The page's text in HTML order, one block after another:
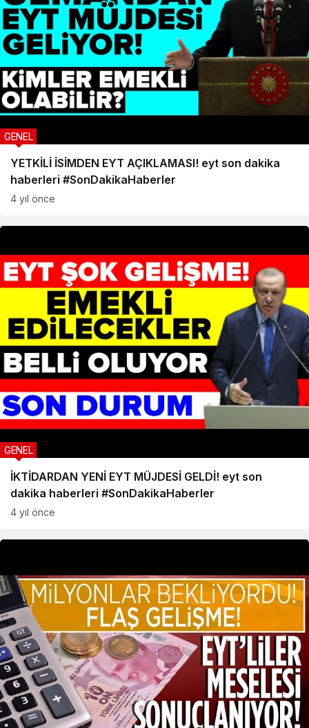
YETKİLİ İSİMDEN EYT AÇIKLAMASI! eyt son dakika
haberleri #SonDakikaHaberler
GENEL
4 yıl önce
İKTİDARDAN YENİ EYT MÜJDESİ GELDİ! eyt son
dakika haberleri #SonDakikaHaberler
GENEL
4 yıl önce